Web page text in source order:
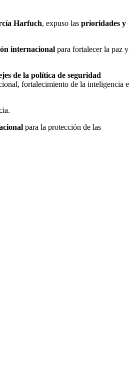
Harfuch, expuso las prioridades y
internacional para fortalecer la paz y
de la política de seguridad
fortalecimiento de la inteligencia e
para la protección de las